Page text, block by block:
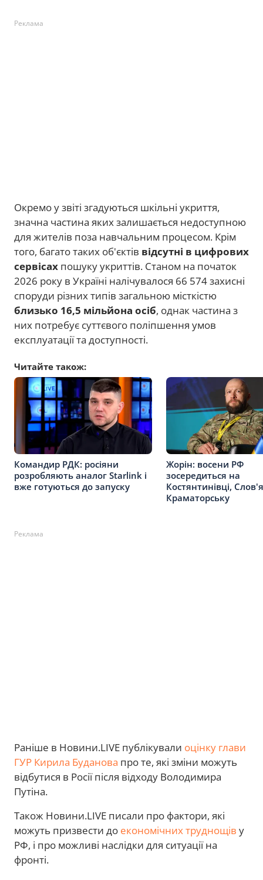
Реклама
Окремо у звіті згадуються шкільні укриття,
значна частина яких залишається недоступною
для жителів поза навчальним процесом. Крім
того, багато таких об'єктів відсутні в цифрових
сервісах пошуку укриттів. Станом на початок
2026 року в Україні налічувалося 66 574 захисні
споруди різних типів загальною місткістю
близько 16,5 мільйона осіб, однак частина з
них потребує суттєвого поліпшення умов
експлуатації та доступності.
Читайте також:
Командир РДК: росіяни
розробляють аналог Starlink і
вже готуються до запуску
Жорін: восени РФ
зосередиться на
Костянтинівці,
Краматорську
Реклама
Раніше в Новини.LIVE публікували оцінку глави
ГУР Кирила Буданова про те, які зміни можуть
відбутися в Росії після відходу Володимира
Путіна.
Також Новини.LIVE писали про фактори, які
можуть призвести до економічних труднощів у
РФ, і про можливі наслідки для ситуації на
фронті.